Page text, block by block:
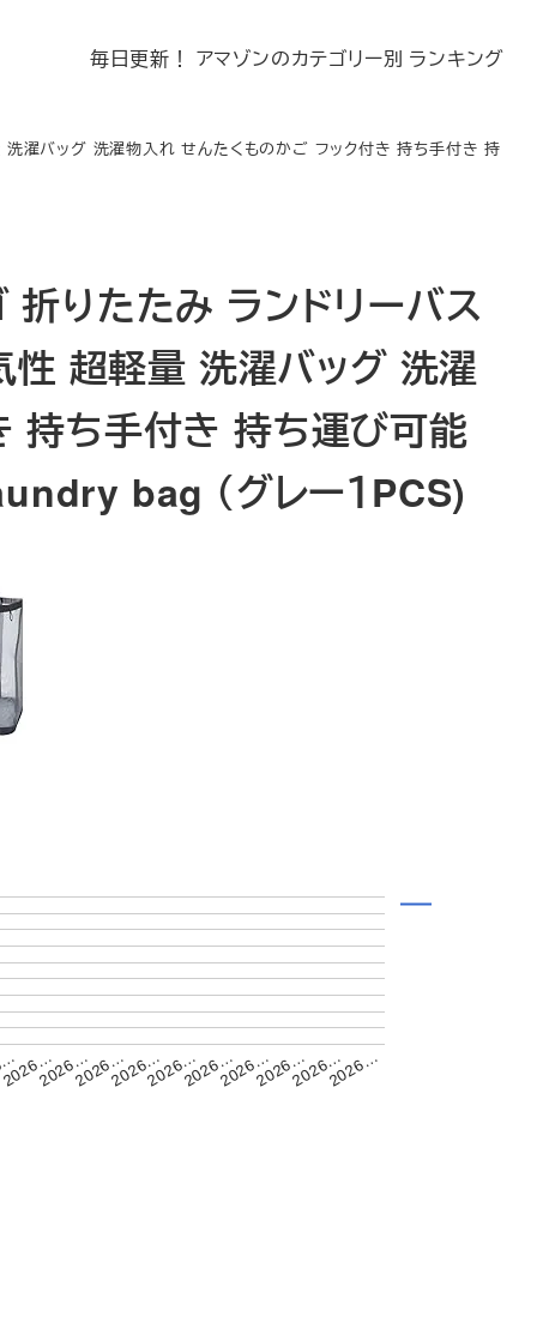
毎日更新！ アマゾンのカテゴリー別 ランキング
濯バッグ 洗濯物入れ せんたくものかご フック付き 持ち手付き 持
りたたみ ランドリーバス
性 超軽量 洗濯バッグ 洗濯
持ち手付き 持ち運び可能
bag （グレー１PCS)
2026…2026…2026…2026…2026…2026…2026…2026…2026…2026…